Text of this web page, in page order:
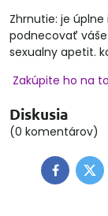
Zhrnutie: je
podnecovať váše
sexualny apetit.
Zakúpite ho na
Diskusia
(0 komentárov)
Facebook